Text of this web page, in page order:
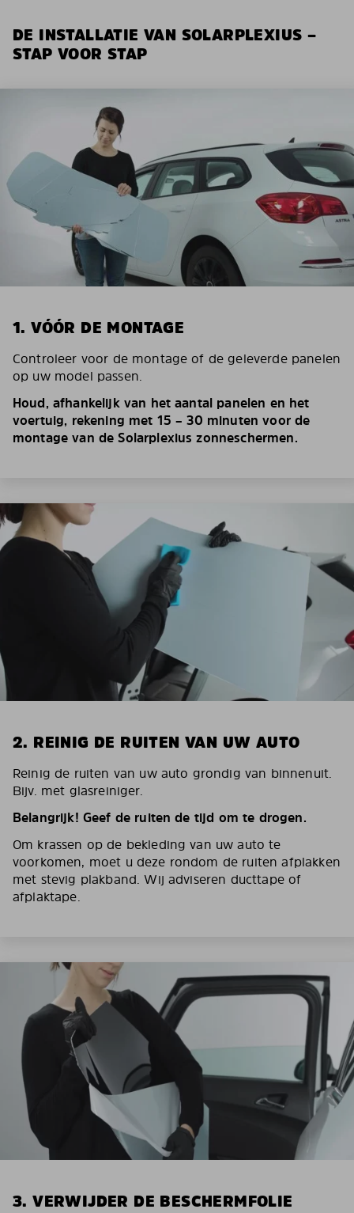
DE INSTALLATIE VAN SOLARPLEXIUS –
STAP VOOR STAP
1. VÓÓR DE MONTAGE
Controleer voor de montage of de geleverde panelen
op uw model passen.
Houd, afhankelijk van het aantal panelen en het
voertuig, rekening met 15 – 30 minuten voor de
montage van de Solarplexius zonneschermen.
2. REINIG DE RUITEN VAN UW AUTO
Reinig de ruiten van uw auto grondig van binnenuit.
Bijv. met glasreiniger.
Belangrijk! Geef de ruiten de tijd om te drogen.
Om krassen op de bekleding van uw auto te
voorkomen, moet u deze rondom de ruiten afplakken
met stevig plakband. Wij adviseren ducttape of
afplaktape.
3. VERWIJDER DE BESCHERMFOLIE